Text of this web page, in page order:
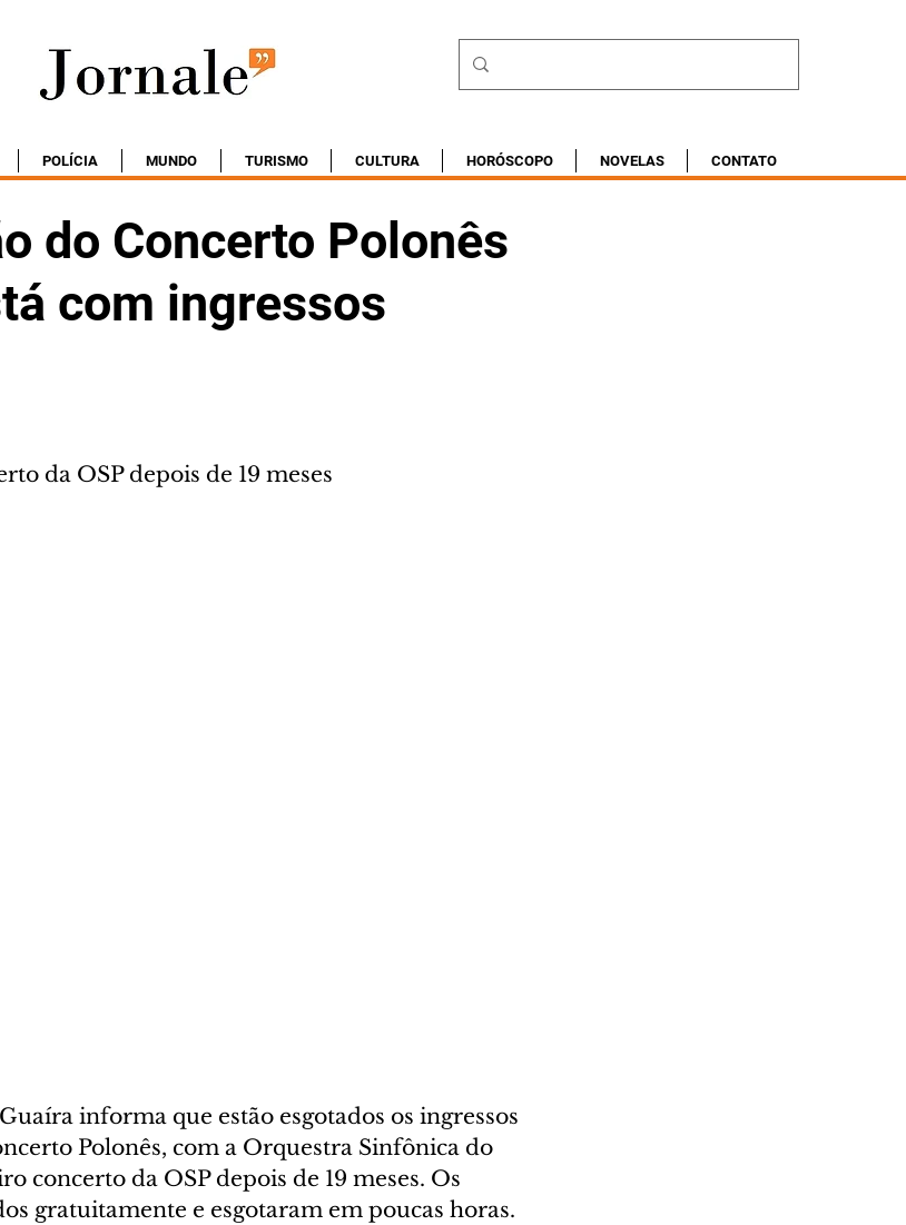
POLÍCIA MUNDO TURISMO CULTURA HORÓSCOPO NOVELAS CONTATO
do Concerto Polonês
com ingressos
da OSP depois de 19 meses
informa que estão esgotados os ingressos
Polonês, com a Orquestra Sinfônica do
concerto da OSP depois de 19 meses. Os
gratuitamente e esgotaram em poucas horas.